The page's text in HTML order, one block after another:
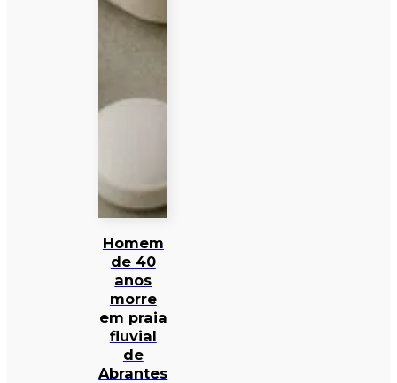
Homem
de 40
anos
morre
em praia
fluvial
de
Abrantes